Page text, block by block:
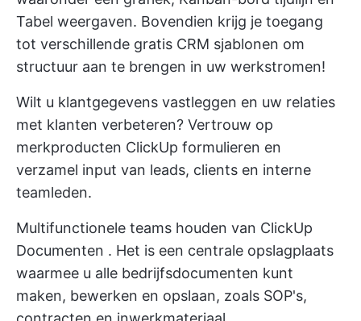
Tabel weergaven. Bovendien krijg je toegang
tot verschillende gratis CRM sjablonen om
structuur aan te brengen in uw werkstromen!
Wilt u klantgegevens vastleggen en uw relaties
met klanten verbeteren? Vertrouw op
merkproducten ClickUp formulieren en
verzamel input van leads, clients en interne
teamleden.
Multifunctionele teams houden van ClickUp
Documenten . Het is een centrale opslagplaats
waarmee u alle bedrijfsdocumenten kunt
maken, bewerken en opslaan, zoals SOP's,